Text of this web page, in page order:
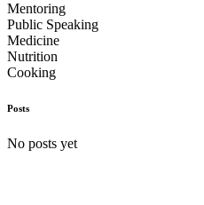
Mentoring
Public Speaking
Medicine
Nutrition
Cooking
Posts
No posts yet